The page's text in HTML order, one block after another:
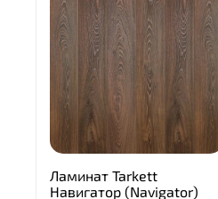
Ламинат Tarkett
Навигатор (Navigator)